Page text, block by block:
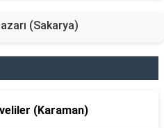
(Sakarya)
(Karaman)